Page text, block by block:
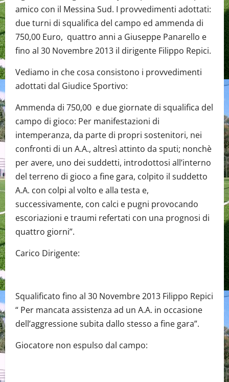
amico con il Messina Sud. I provvedimenti adottati:
due turni di squalifica del campo ed ammenda di
750,00 Euro, quattro anni a Giuseppe Panarello e
fino al 30 Novembre 2013 il dirigente Filippo Repici.
Vediamo in che cosa consistono i provvedimenti
adottati dal Giudice Sportivo:
Ammenda di 750,00 e due giornate di squalifica del
campo di gioco: Per manifestazioni di
intemperanza, da parte di propri sostenitori, nei
confronti di un A.A., altresì attinto da sputi; nonchè
per avere, uno dei suddetti, introdottosi all’interno
del terreno di gioco a fine gara, colpito il suddetto
A.A. con colpi al volto e alla testa e,
successivamente, con calci e pugni provocando
escoriazioni e traumi refertati con una prognosi di
quattro giorni”.
Carico Dirigente:
Squalificato fino al 30 Novembre 2013 Filippo Repici
“ Per mancata assistenza ad un A.A. in occasione
dell’aggressione subita dallo stesso a fine gara”.
Giocatore non espulso dal campo: